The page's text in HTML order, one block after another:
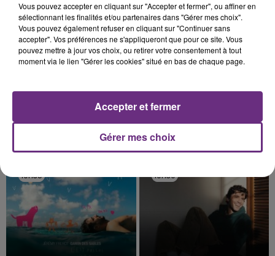
5 août 2026
VENEZ FÊTER CE WEEK-END
l'anniversaire du plus gros sanglier du monde.
Une fête est donc organisée et vous êtes tous
TITRES DIFFUSÉS
10h35
10h35 10h30
10h30
Vous pouvez accepter en cliquant sur "Accepter et fermer", ou affiner en
sélectionnant les finalités et/ou partenaires dans "Gérer mes choix".
Vous pouvez également refuser en cliquant sur "Continuer sans
accepter". Vos préférences ne s'appliqueront que pour ce site. Vous
pouvez mettre à jour vos choix, ou retirer votre consentement à tout
moment via le lien "Gérer les cookies" situé en bas de chaque page.
Gérer mes choix
Accepter et fermer